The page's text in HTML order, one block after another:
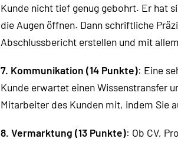
Kunde nicht tief genug gebohrt. Er hat
die Augen öffnen. Dann schriftliche
Abschlussbericht erstellen und mit
7. Kommunikation (14 Punkte): Eine
Kunde erwartet einen Wissenstransfer
Mitarbeiter des Kunden mit, indem Sie
8. Vermarktung (13 Punkte): Ob CV,